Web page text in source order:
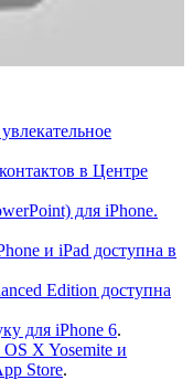
в Центре
для iPhone.
и iPad доступна в
Edition доступна
для iPhone 6.
X Yosemite и
Store.